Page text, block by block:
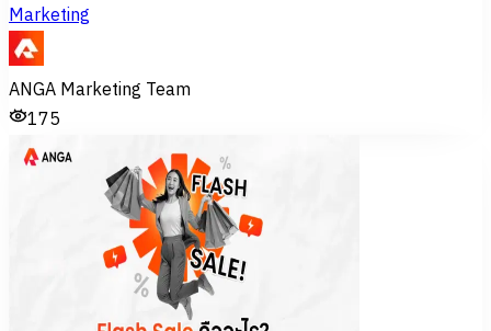
Marketing
ANGA Marketing Team
175